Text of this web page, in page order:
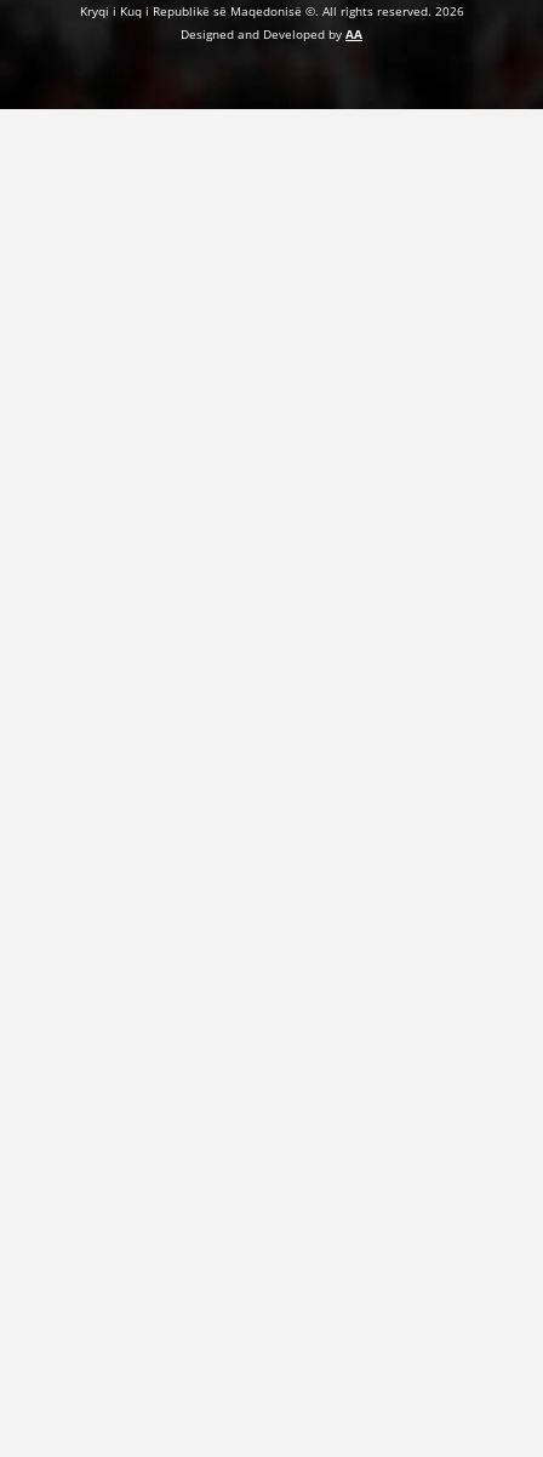
Kryqi i Kuq i Republikë së Maqedonisë ©. All rights reserved. 2026
Designed and Developed by AA